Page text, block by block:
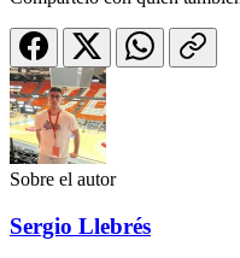
Sobre el autor
Sergio Llebrés